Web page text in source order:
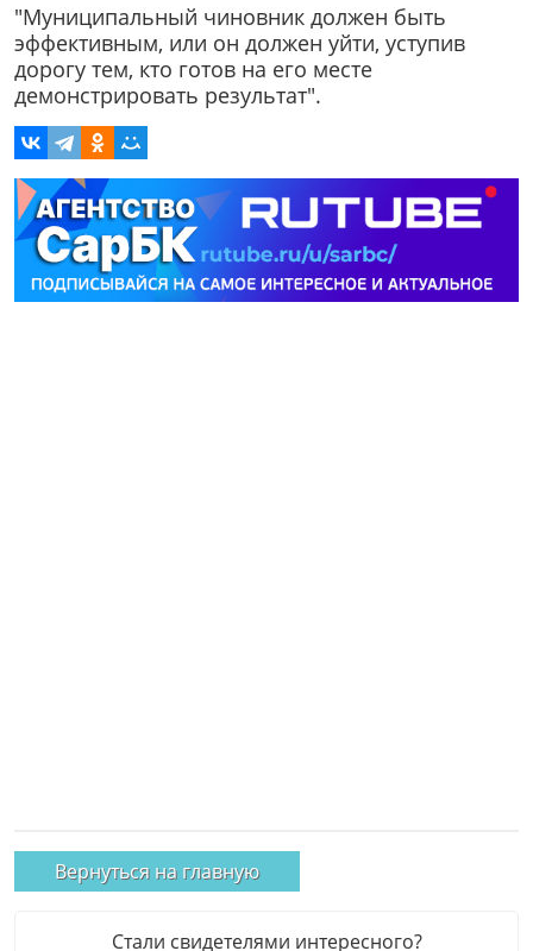
"Муниципальный чиновник должен быть
эффективным, или он должен уйти, уступив
дорогу тем, кто готов на его месте
демонстрировать результат".
Вернуться на главную
Стали свидетелями интересного?